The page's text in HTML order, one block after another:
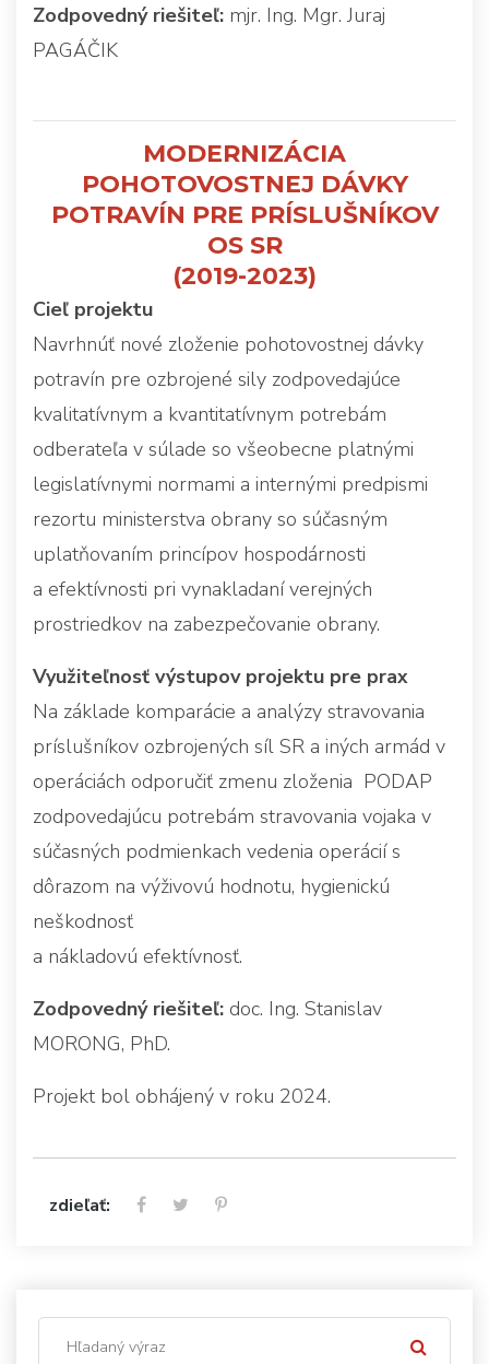
Zodpovedný riešiteľ: mjr. Ing. Mgr. Juraj
PAGÁČIK
MODERNIZÁCIA
POHOTOVOSTNEJ DÁVKY
POTRAVÍN PRE PRÍSLUŠNÍKOV
OS SR
(2019-2023)
Cieľ projektu
Navrhnúť nové zloženie pohotovostnej dávky
potravín pre ozbrojené sily zodpovedajúce
kvalitatívnym a kvantitatívnym potrebám
odberateľa v súlade so všeobecne platnými
legislatívnymi normami a internými predpismi
rezortu ministerstva obrany so súčasným
uplatňovaním princípov hospodárnosti
a efektívnosti pri vynakladaní verejných
prostriedkov na zabezpečovanie obrany.
Využiteľnosť výstupov projektu pre prax
Na základe komparácie a analýzy stravovania
príslušníkov ozbrojených síl SR a iných armád v
operáciách odporučiť zmenu zloženia PODAP
zodpovedajúcu potrebám stravovania vojaka v
súčasných podmienkach vedenia operácií s
dôrazom na výživovú hodnotu, hygienickú
neškodnosť
a nákladovú efektívnosť.
Zodpovedný riešiteľ: doc. Ing. Stanislav
MORONG, PhD.
Projekt bol obhájený v roku 2024.
zdieľať: